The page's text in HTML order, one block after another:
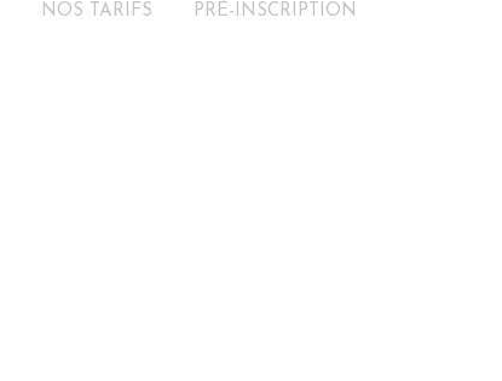
NOS TARIFS PRÉ-INSCRIPTION